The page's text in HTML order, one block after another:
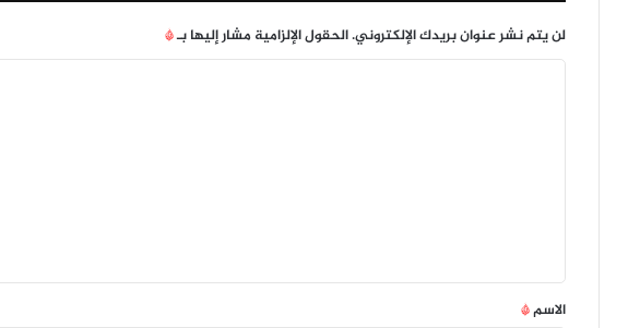
لن يتم نشر عنوان بريدك الإلكتروني.الحقول الإلزامية مشار إليها بـ*
*
الاسم*